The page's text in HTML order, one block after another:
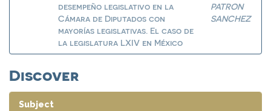
desempeño legislativo en la
Cámara de Diputados con
mayorías legislativas. El caso de
la legislatura LXIV en México
PATRON
SANCHEZ
Discover
Subject